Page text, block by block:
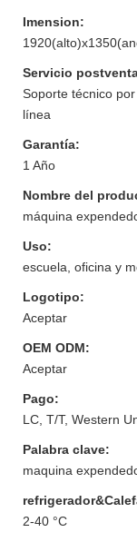
Imension:
Servicio
Soporte técnico
línea
Garantía:
1 Año
Nombre del
máquina
Uso:
escuela, oficina y
Logotipo:
Aceptar
OEM ODM:
Aceptar
Pago:
LC, T/T, Western
Palabra clave:
maquina
2-40 °C